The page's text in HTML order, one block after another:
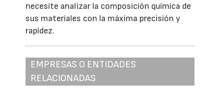
necesite analizar la composición química de
sus materiales con la máxima precisión y
rapidez.
EMPRESAS O ENTIDADES
RELACIONADAS